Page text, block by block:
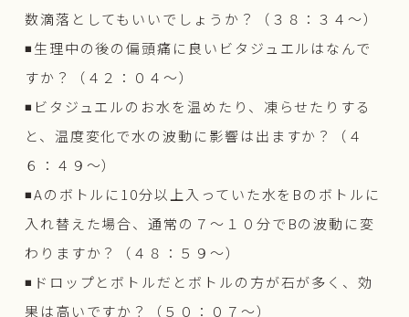
数滴落としてもいいでしょうか？（３８：３４〜）
◾️生理中の後の偏頭痛に良いビタジュエルはなんで
すか？（４２：０４〜）
◾️ビタジュエルのお水を温めたり、凍らせたりする
と、温度変化で水の波動に影響は出ますか？（４
６：４９〜）
◾️Aのボトルに10分以上入っていた水をBのボトルに
入れ替えた場合、通常の７〜１０分でBの波動に変
わりますか？（４８：５９〜）
◾️ドロップとボトルだとボトルの方が石が多く、効
果は高いですか？（５０：０７〜）